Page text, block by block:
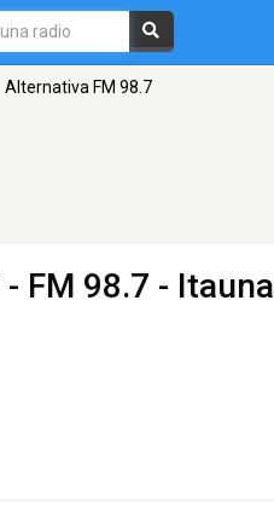
Alternativa FM 98.7
- FM 98.7 - Itauna